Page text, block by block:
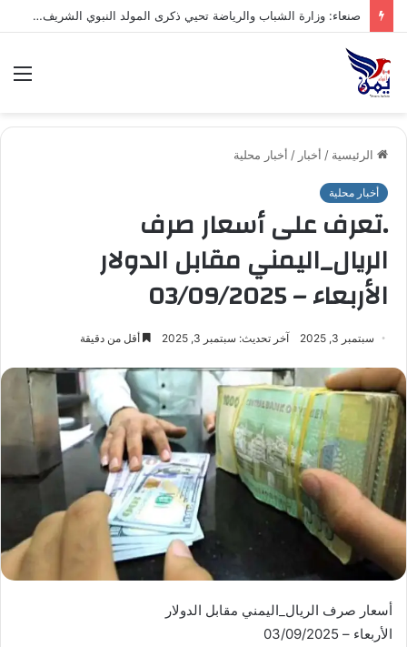
صنعاء: وزارة الشباب والرياضة تحيي ذكرى المولد النبوي الشريف بفعالية ثقافية وخطابية
الرئيسية / أخبار / أخبار محلية
أخبار محلية
.تعرف على أسعار صرف
الريال_اليمني مقابل الدولار
الأربعاء – 03/09/2025
سبتمبر 3, 2025 آخر تحديث: سبتمبر 3, 2025 أقل من دقيقة
أسعار صرف الريال_اليمني مقابل الدولار
الأربعاء – 03/09/2025